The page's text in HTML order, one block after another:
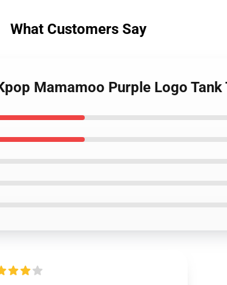
What Customers Say
Mamamoo Purple Logo Tank